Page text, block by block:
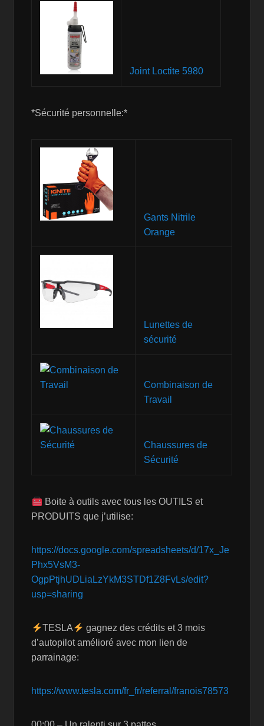
Joint Loctite 5980
*Sécurité personnelle:*
Gants Nitrile
Orange
Lunettes de
sécurité
Combinaison de
Travail
Chaussures de
Sécurité
Boite à outils avec tous les OUTILS et
PRODUITS que j’utilise:
https://docs.google.com/spreadsheets/d/17x_Je
Phx5VsM3-
OgpPtjhUDLiaLzYkM3STDf1Z8FvLs/edit?
usp=sharing
TESLA
gagnez des crédits et 3 mois
d’autopilot amélioré avec mon lien de
parrainage:
https://www.tesla.com/fr_fr/referral/franois78573